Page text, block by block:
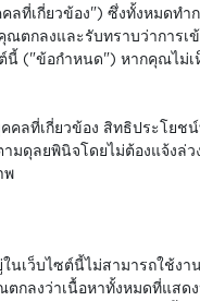
ที่เกี่ยวข้อง") ซึ่งทั้งหมดท
ตกลงและรับทราบว่าการเ
("ข้อกำหนด") หากคุณไม่
ลที่เกี่ยวข้อง สิทธิประโยช
มดุลยพินิจโดยไม่ต้องแจ้งล่
พ
นเว็บไซต์นี้ไม่สามารถใช้ง
กลงว่าเนื้อหาทั้งหมดที่แสด